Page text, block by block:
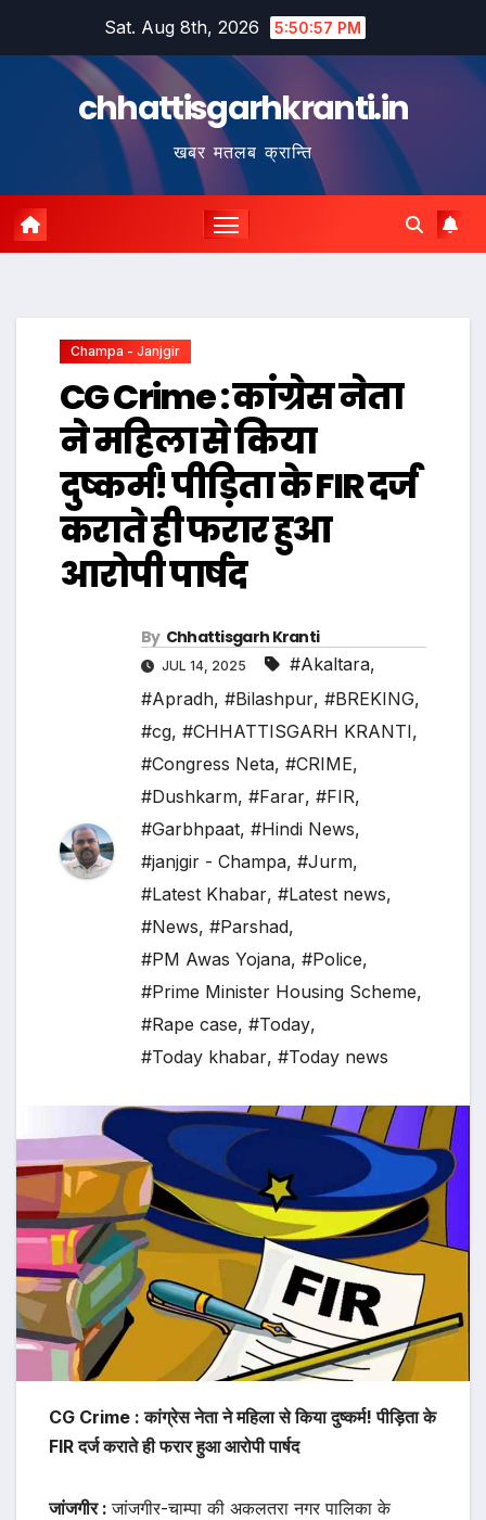
Sat. Aug 8th, 2026 5:50:58 PM
chhattisgarhkranti.in
खबर मतलब क्रान्ति
Champa - Janjgir
CG Crime : कांग्रेस नेता
ने महिला से किया
दुष्कर्म! ​पीड़िता के FIR दर्ज
कराते ही फरार हुआ
आरोपी पार्षद
By Chhattisgarh Kranti
JUL 14, 2025 #Akaltara,
#Apradh, #Bilashpur, #BREKING,
#cg, #CHHATTISGARH KRANTI,
#Congress Neta, #CRIME,
#Dushkarm, #Farar, #FIR,
#Garbhpaat, #Hindi News,
#janjgir - Champa, #Jurm,
#Latest Khabar, #Latest news,
#News, #Parshad,
#PM Awas Yojana, #Police,
#Prime Minister Housing Scheme,
#Rape case, #Today,
#Today khabar, #Today news
CG Crime : कांग्रेस नेता ने महिला से किया दुष्कर्म! ​पीड़िता के
FIR दर्ज कराते ही फरार हुआ आरोपी पार्षद
जांजगीर :जांजगीर-चाम्पा की अकलतरा नगर पालिका के